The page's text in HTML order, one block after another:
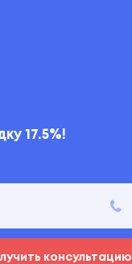
17.5%!
консультацию